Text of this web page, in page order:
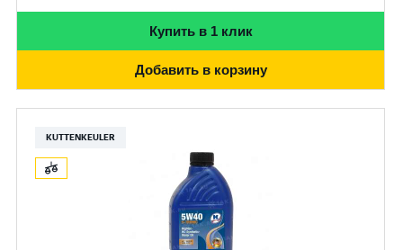
Купить в 1 клик
Добавить в корзину
KUTTENKEULER